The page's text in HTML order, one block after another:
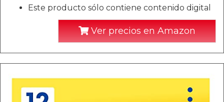
Este producto sólo contiene contenido digital
Ver precios en Amazon